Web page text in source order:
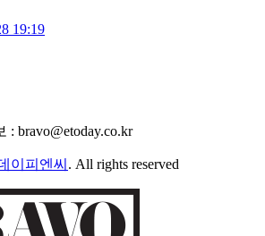
19:19
bravo@etoday.co.kr
이피엔씨 . All rights reserved